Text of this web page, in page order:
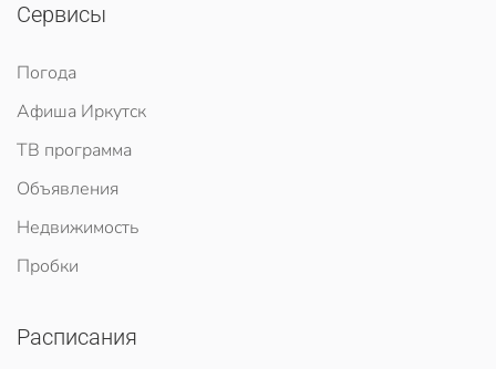
Сервисы
Погода
Афиша Иркутск
ТВ программа
Объявления
Недвижимость
Пробки
Расписания